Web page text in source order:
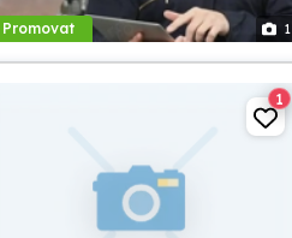
Promovat 1
1